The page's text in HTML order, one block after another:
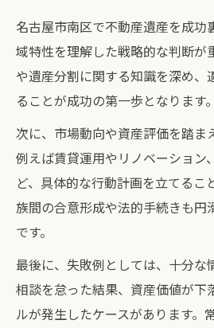
名古屋市南区で不動産遺産を成功
域特性を理解した戦略的な判断が
や遺産分割に関する知識を深め、
ることが成功の第一歩となります。
次に、市場動向や資産評価を踏ま
例えば賃貸運用やリノベーション
ど、具体的な行動計画を立てるこ
族間の合意形成や法的手続きも円
です。
最後に、失敗例としては、十分な
相談を怠った結果、資産価値が下
ルが発生したケースがあります。